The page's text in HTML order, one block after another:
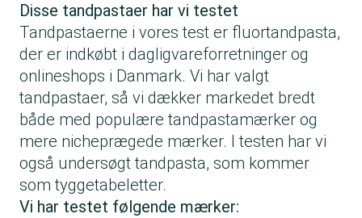
Disse tandpastaer har vi testet
Tandpastaerne i vores test er fluortandpasta,
der er indkøbt i dagligvareforretninger og
onlineshops i Danmark. Vi har valgt
tandpastaer, så vi dækker markedet bredt
både med populære tandpastamærker og
mere nicheprægede mærker. I testen har vi
også undersøgt tandpasta, som kommer
som tyggetabeletter.
Vi har testet følgende mærker: